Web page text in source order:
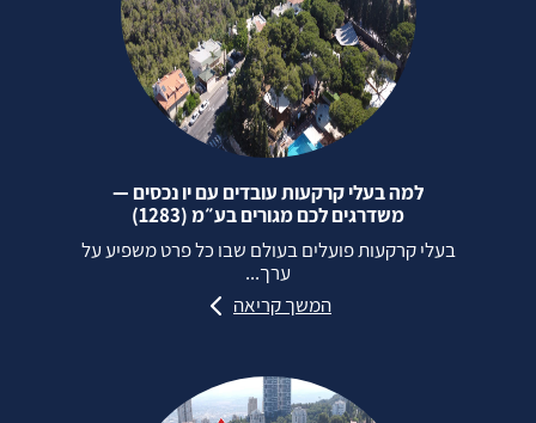
למה בעלי קרקעות עובדים עם יו נכסים —
משדרגים לכם מגורים בע״מ (1283)
בעלי קרקעות פועלים בעולם שבו כל פרט משפיע על
ערך...
המשך קריאה